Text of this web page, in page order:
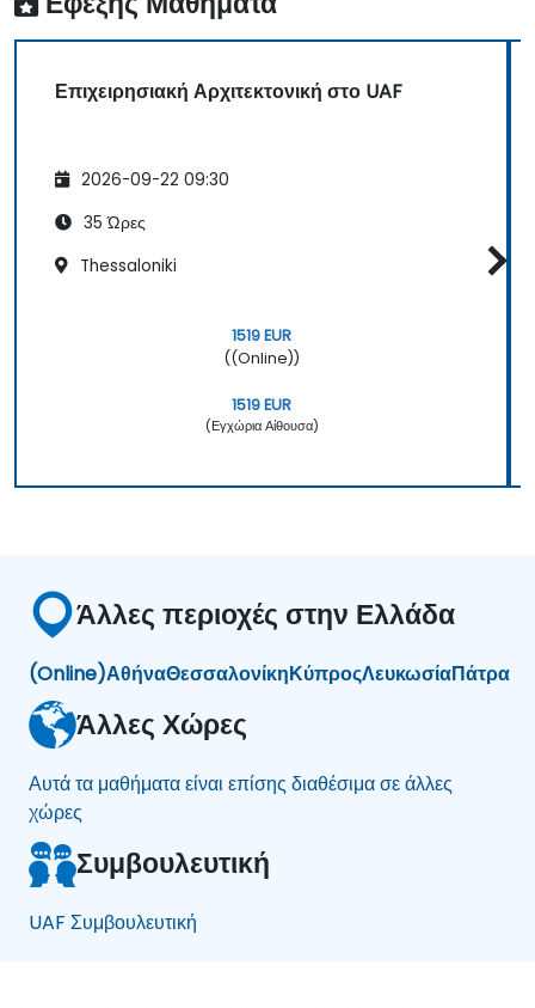
Επιχειρησιακή Αρχιτεκτονική στο UAF
2026-09-22 09:30
35 Ώρες
Thessaloniki
1519 EUR
((Online))
1519 EUR
(Εγχώρια Αίθουσα)
Άλλες περιοχές στην Ελλάδα
(Online)ΑθήναΘεσσαλονίκηΚύπροςΛευκωσίαΠάτρα
Άλλες Χώρες
Αυτά τα μαθήματα είναι επίσης διαθέσιμα σε άλλες
χώρες
Συμβουλευτική
UAF Συμβουλευτική